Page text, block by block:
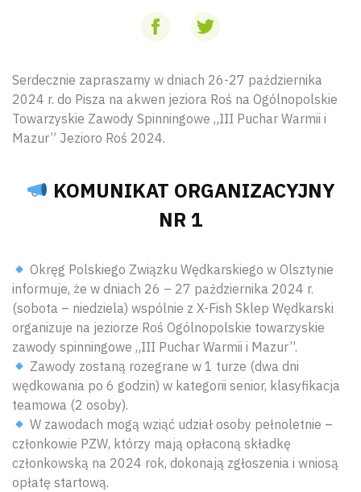
Serdecznie zapraszamy w dniach 26-27 października
2024 r. do Pisza na akwen jeziora Roś na Ogólnopolskie
Towarzyskie Zawody Spinningowe „III Puchar Warmii i
Mazur” Jezioro Roś 2024.
KOMUNIKAT ORGANIZACYJNY
NR 1
Okręg Polskiego Związku Wędkarskiego w Olsztynie
informuje, że w dniach 26 – 27 października 2024 r.
(sobota – niedziela) wspólnie z X-Fish Sklep Wędkarski
organizuje na jeziorze Roś Ogólnopolskie towarzyskie
zawody spinningowe „III Puchar Warmii i Mazur”.
Zawody zostaną rozegrane w 1 turze (dwa dni
wędkowania po 6 godzin) w kategorii senior, klasyfikacja
teamowa (2 osoby).
W zawodach mogą wziąć udział osoby pełnoletnie –
członkowie PZW, którzy mają opłaconą składkę
członkowską na 2024 rok, dokonają zgłoszenia i wniosą
opłatę startową.